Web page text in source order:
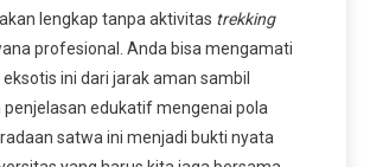
lengkap tanpa aktivitas trekking
profesional. Anda bisa mengamati
ini dari jarak aman sambil
edukatif mengenai pola
satwa ini menjadi bukti nyata